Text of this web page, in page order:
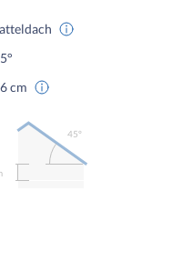
cm
45º